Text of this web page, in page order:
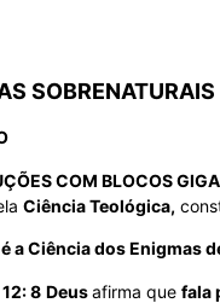
COM BLOCOS
Ciência Teológica,
a Ciência dos Enigmas
8 Deusafirma que fala